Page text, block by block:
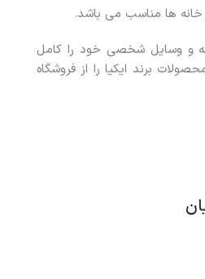
ها مناسب می باشد.
و وسایل شخصی خود را کامل
برند ایکیا را از فروشگاه